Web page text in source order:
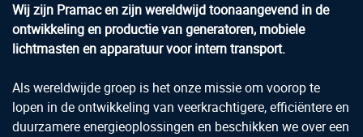
Wij zijn Pramac en zijn wereldwijd toonaangevend in de
ontwikkeling en productie van generatoren, mobiele
lichtmasten en apparatuur voor intern transport.
Als wereldwijde groep is het onze missie om voorop te
lopen in de ontwikkeling van veerkrachtigere, efficiëntere en
duurzamere energieoplossingen en beschikken we over een